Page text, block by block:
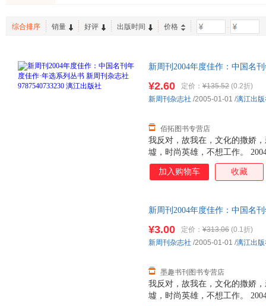
古籍
工具书
上海人民出版社
东方出版中心
人民出
综合排序 销量 好评 出版时间 价格 -
新周刊2004年度佳作：中国名
我反对，故我在，文化的撒娇
墟，时尚英雄，不想工作。
市秀；也许没有最新锐的首富
的网络风云人物，但有最新锐
来到真实的废墟”、“时尚英雄”
读。
¥2.60 定价： ¥135.52 (0.2折)
佰拓图书专营店
新周刊杂志社 /2005-01-01 /漓江出
加入购物车 收藏
新周刊2004年度佳作：中国名
票！
我反对，故我在，文化的撒娇
墟，时尚英雄，不想工作。
¥3.00 定价： ¥313.06 (0.1折)
墨趣书刊图书专营店
新周刊杂志社 /2005-01-01 /漓江出